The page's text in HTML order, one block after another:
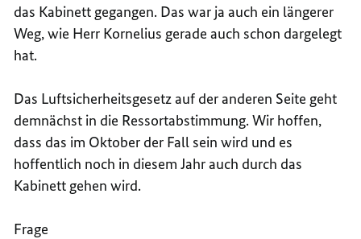
das Kabinett gegangen. Das war ja auch ein längerer
Weg, wie Herr Kornelius gerade auch schon dargelegt
hat.
Das Luftsicherheitsgesetz auf der anderen Seite geht
demnächst in die Ressortabstimmung. Wir hoffen,
dass das im Oktober der Fall sein wird und es
hoffentlich noch in diesem Jahr auch durch das
Kabinett gehen wird.
Frage